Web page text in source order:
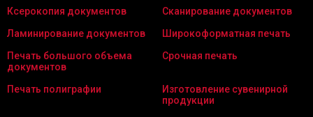
Ксерокопия документов
Сканирование документов
Ламинирование документов
Широкоформатная печать
Печать большого объема
документов
Срочная печать
Печать полиграфии
Изготовление сувенирной
продукции